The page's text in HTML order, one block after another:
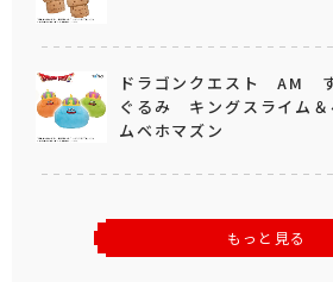
ドラゴンクエスト AM
ぐるみ キングスライム＆
ムベホマズン
もっと見る